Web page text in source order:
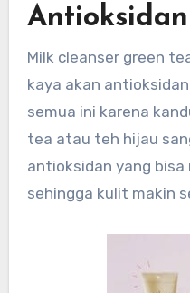
Antioksidan
Milk cleanser green
kaya akan
semua ini karena
tea atau teh hijau
antioksidan yang bisa
sehingga kulit makin